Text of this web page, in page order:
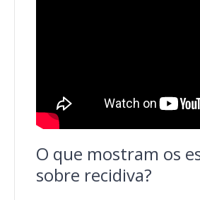
O que mostram os
sobre recidiva?